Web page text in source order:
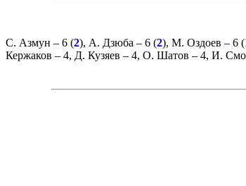
С. Азмун – 6 (2), А. Дзюба – 6 (2), М. Оздоев – 6 (
Кержаков – 4, Д. Кузяев – 4, О. Шатов – 4, И.